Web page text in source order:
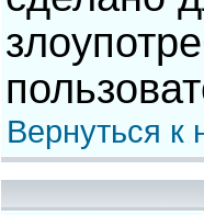
Вернуться к